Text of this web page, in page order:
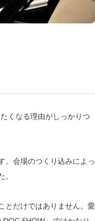
くなる理由がしっかりつ
。会場のつくり込みによっ
。
とだけではありません。愛